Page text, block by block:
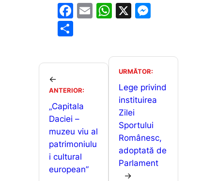
F
o
o
k
E
W
s
A
p
p
X
s
e
n
g
er
ta
a
z
ă
←
ANTERIOR:
„Capitala
Daciei –
muzeu viu al
patrimoniulu
i cultural
european”
URMĂTOR:
Lege privind
instituirea
Zilei
Sportului
Românesc,
adoptată de
Parlament
→